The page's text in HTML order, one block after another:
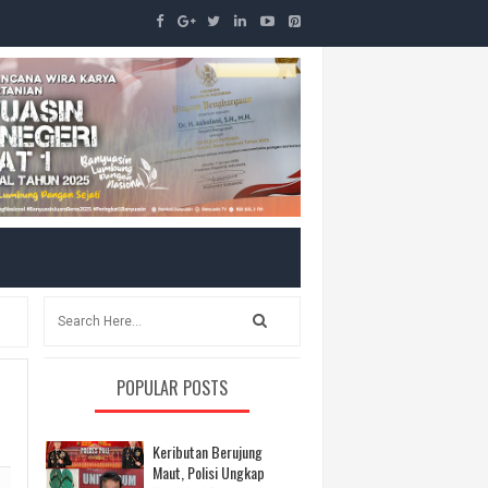
POPULAR POSTS
Keributan Berujung
Maut, Polisi Ungkap